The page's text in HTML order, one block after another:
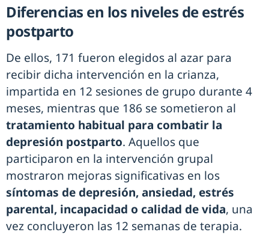
Diferencias en los niveles de estrés
postparto
De ellos, 171 fueron elegidos al azar para
recibir dicha intervención en la crianza,
impartida en 12 sesiones de grupo durante 4
meses, mientras que 186 se sometieron al
tratamiento habitual para combatir la
depresión postparto. Aquellos que
participaron en la intervención grupal
mostraron mejoras significativas en los
síntomas de depresión, ansiedad, estrés
parental, incapacidad o calidad de vida, una
vez concluyeron las 12 semanas de terapia.